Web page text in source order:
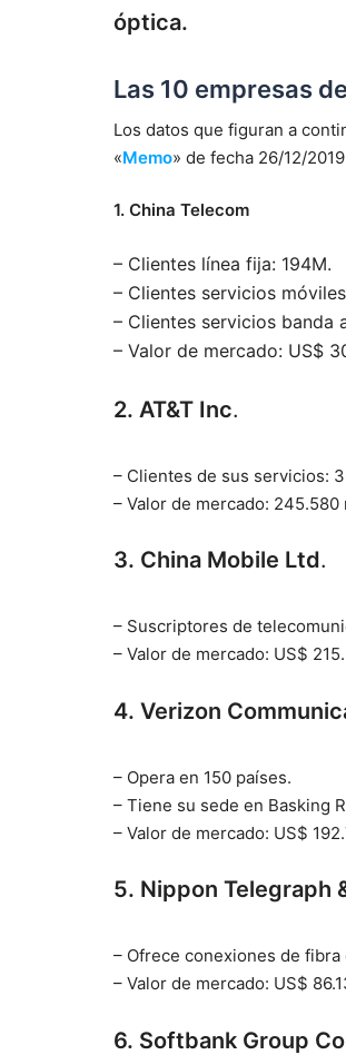
óptica.
Las 10 empresas
Los datos que figuran a
«Memo» de fecha 26/12/
1. China Telecom
– Clientes línea fija: 194M.
– Clientes servicios
– Clientes servicios banda
– Valor de mercado: US$
2. AT&T Inc.
– Clientes de sus servicios:
– Valor de mercado: 245.580
3. China Mobile Ltd.
– Suscriptores de
– Valor de mercado: US$
4. Verizon
– Opera en 150 países.
– Tiene su sede en Basking
– Valor de mercado: US$
5. Nippon Telegraph
– Ofrece conexiones de
– Valor de mercado: US$
6. Softbank Group